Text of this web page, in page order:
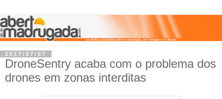
2017/07/07
DroneSentry acaba com o problema dos
drones em zonas interditas